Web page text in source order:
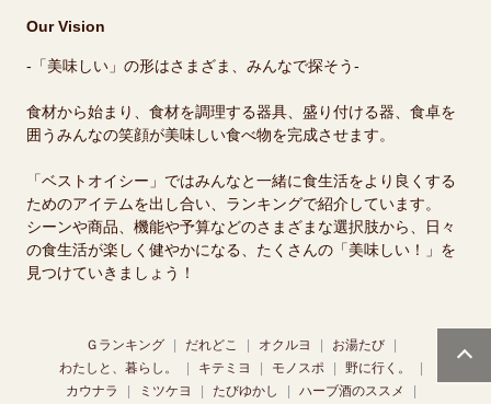
Our Vision
-「美味しい」の形はさまざま、みんなで探そう-
食材から始まり、食材を調理する器具、盛り付ける器、食卓を
囲うみんなの笑顔が美味しい食べ物を完成させます。
「ベストオイシー」ではみんなと一緒に食生活をより良くする
ためのアイテムを出し合い、ランキングで紹介しています。
シーンや商品、機能や予算などのさまざまな選択肢から、日々
の食生活が楽しく健やかになる、たくさんの「美味しい！」を
見つけていきましょう！
Ｇランキング だれどこ オクルヨ
お湯たび
わたしと、暮らし。
キテミヨ モノスポ
野に行く。
カウナラ
ミツケヨ たびゆかし ハーブ酒のススメ